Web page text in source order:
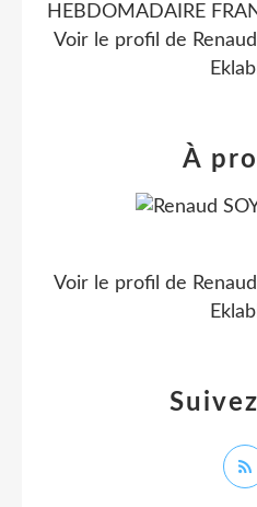
HEBDOMADAIRE
Voir le profil de
À
Voir le profil de